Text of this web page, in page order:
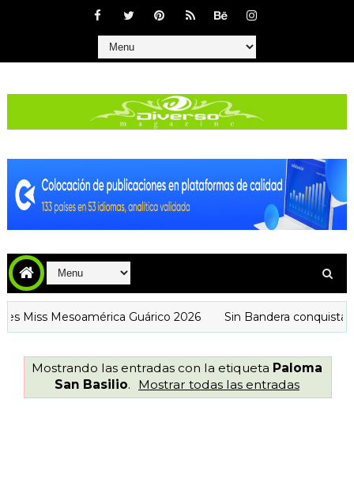
Mesoamérica Guárico 2026 Sin Bandera conquista
Mostrando las entradas con la etiqueta Paloma
San Basilio. Mostrar todas las entradas